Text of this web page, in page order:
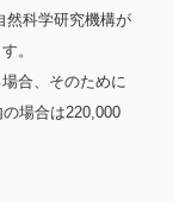
然科学研究機構が
。
合、そのために
場合は220,000